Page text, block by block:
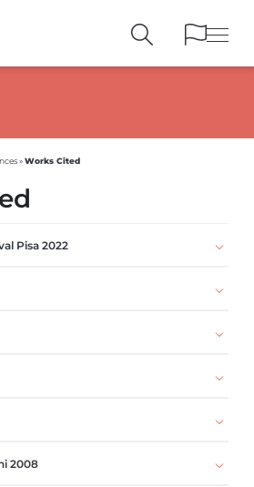
AND REFERENCES
»Works Cited
Pisa 2022
2008